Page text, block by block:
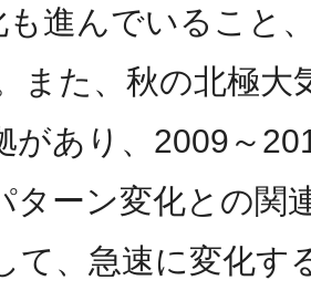
進んでいること
た、秋の北極大
あり、2009～
ーン変化との関
て、急速に変化